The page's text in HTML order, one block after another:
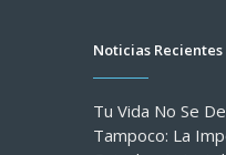
Noticias Recientes
Tu Vida No Se
Tampoco: La